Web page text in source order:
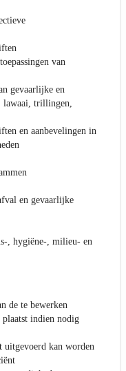
van
gevaarlijke en
lawaai, trillingen,
en aanbevelingen in
en gevaarlijke
, hygiëne-, milieu- en
de te bewerken
plaatst indien nodig
kan worden